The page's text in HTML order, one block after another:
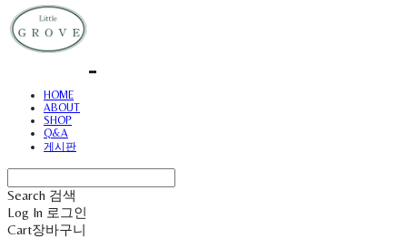
HOME
ABOUT
SHOP
Q&A
게시판
Search 검색
Log In 로그인
Cart장바구니